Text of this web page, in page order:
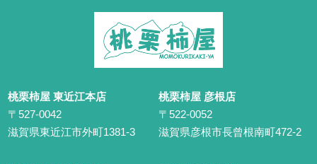
桃栗柿屋 東近江本店
〒527-0042
滋賀県東近江市外町1381-3
桃栗柿屋 彦根店
〒522-0052
滋賀県彦根市長曾根南町472-2